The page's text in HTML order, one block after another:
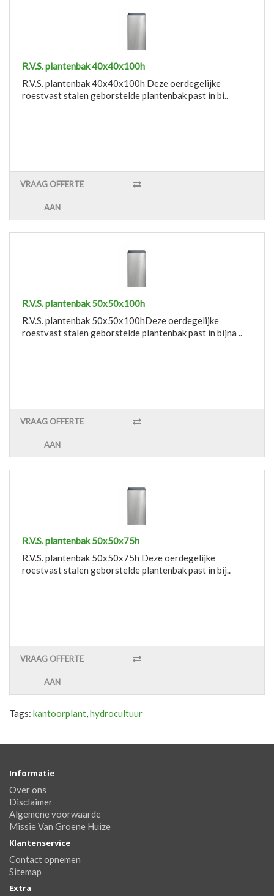
R.V.S. plantenbak 40x40x100h
R.V.S. plantenbak 40x40x100h Deze oerdegelijke
roestvast stalen geborstelde plantenbak past in bi..
VRAAG OFFERTE
AAN
R.V.S. plantenbak 50x50x100h
R.V.S. plantenbak 50x50x100hDeze oerdegelijke
roestvast stalen geborstelde plantenbak past in bijna ..
VRAAG OFFERTE
AAN
R.V.S. plantenbak 50x50x75h
R.V.S. plantenbak 50x50x75h Deze oerdegelijke
roestvast stalen geborstelde plantenbak past in bij..
VRAAG OFFERTE
AAN
Tags: kantoorplant,hydrocultuur
Informatie
Over ons
Disclaimer
Algemene voorwaarde
Missie Van Groene Huize
Klantenservice
Contact opnemen
Sitemap
Extra